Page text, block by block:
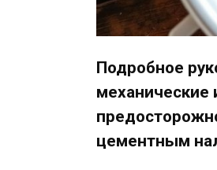
Подробное
механические
цементным